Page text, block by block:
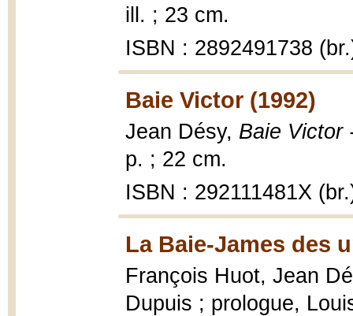
ill. ; 23 cm.
ISBN : 2892491738
Baie Victor (1992)
Jean Désy, Baie Victor
p. ; 22 cm.
ISBN : 292111481X
La Baie-James des
François Huot, Jean
Dupuis ; prologue,